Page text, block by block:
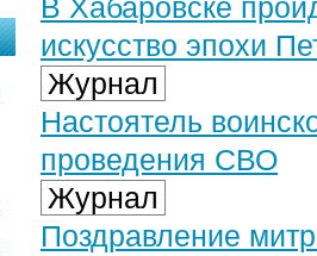
В Хабаровске
искусство эпохи
Журнал
Настоятель
проведения СВО
Журнал
Поздравление​